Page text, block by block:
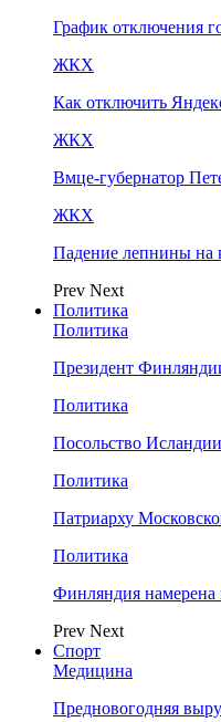
График отключения
ЖКХ
Как отключить
ЖКХ
Вмце-губернатор
ЖКХ
Падение лепнины на
Prev Next
Политика
Политика
Президент
Политика
Посольство
Политика
Патриарху
Политика
Финляндия намерена
Prev Next
Спорт
Медицина
Предновогодняя